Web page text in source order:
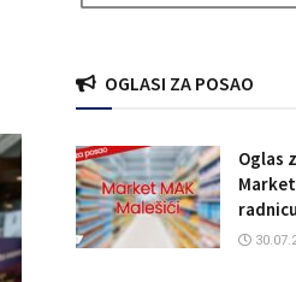
OGLASI ZA POSAO
Oglas
radnicu